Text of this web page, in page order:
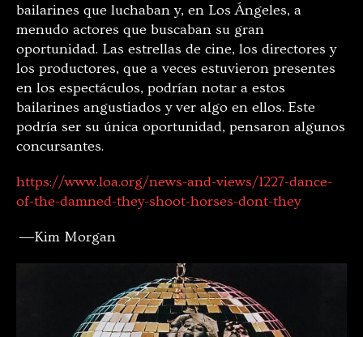
bailarines que luchaban y, en Los Ángeles, a
menudo actores que buscaban su gran
oportunidad. Las estrellas de cine, los directores y
los productores, que a veces estuvieron presentes
en los espectáculos, podrían notar a estos
bailarines angustiados y ver algo en ellos. Este
podría ser su única oportunidad, pensaron algunos
concursantes.
https://www.loa.org/news-and-views/1227-dance-
of-the-damned-they-shoot-horses-dont-they
―Kim Morgan